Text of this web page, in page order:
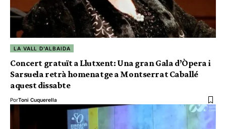
LA VALL D'ALBAIDA
Concert gratuït a Llutxent: Una gran Gala d’Òpera i
Sarsuela retrà homenatge a Montserrat Caballé
aquest dissabte
PorToni Cuquerella